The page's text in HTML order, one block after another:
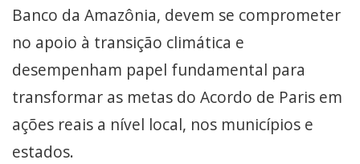
Banco da Amazônia, devem se comprometer
no apoio à transição climática e
desempenham papel fundamental para
transformar as metas do Acordo de Paris em
ações reais a nível local, nos municípios e
estados.